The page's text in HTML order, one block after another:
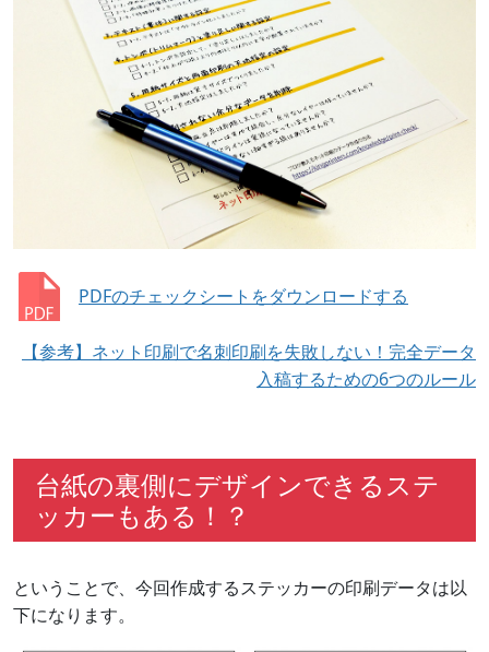
PDFのチェックシートをダウンロードする
【参考】ネット印刷で名刺印刷を失敗しない！完全データ
入稿するための6つのルール
台紙の裏側にデザインできるステ
ッカーもある！？
ということで、今回作成するステッカーの印刷データは以
下になります。